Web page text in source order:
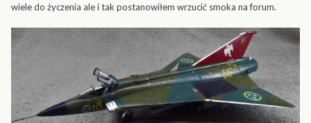
wiele do życzenia ale i tak postanowiłem wrzucić smoka na forum.